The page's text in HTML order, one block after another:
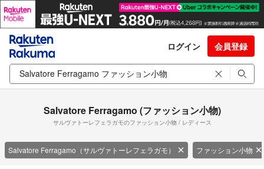
ログイン 会員登録
Salvatore Ferragamo (ファッション小物)
サルヴァトーレフェラガモのファッション小物 / レディース
Salvatore Ferragamo（サルヴァトーレフェラガモ） ファッション小物